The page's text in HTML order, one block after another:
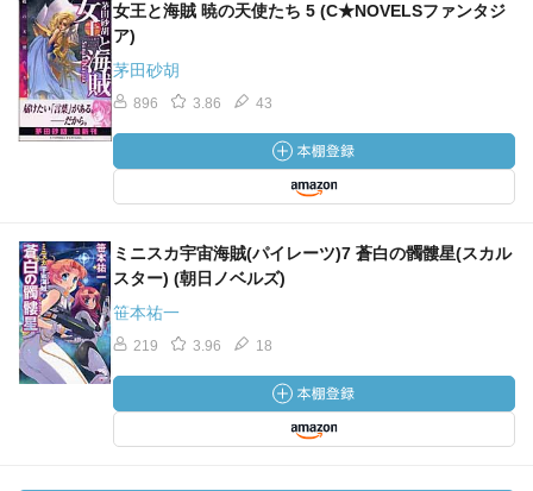
女王と海賊 暁の天使たち 5 (C★NOVELSファンタジ
ア)
茅田砂胡
896 3.86 43
ミニスカ宇宙海賊(パイレーツ)7 蒼白の髑髏星(スカル
スター) (朝日ノベルズ)
笹本祐一
219 3.96 18